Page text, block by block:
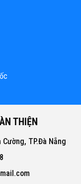
THIỆN
TP.Đà Nẵng